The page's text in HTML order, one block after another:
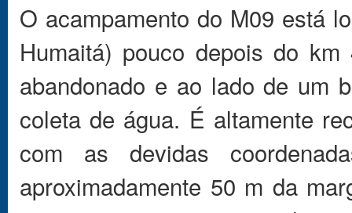
O acampamento do M09 está
Humaitá) pouco depois do
abandonado e ao lado de um
coleta de água. É altamente
com as devidas
aproximadamente 50 m da